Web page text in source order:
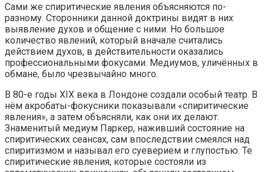
Сами же спиритические явления объясняются по-
разному. Сторонники данной доктрины видят в них
выявление духов и общение с ними. Но большое
количество явлений, который вначале считались
действием духов, в действительности оказались
профессиональными фокусами. Медиумов, уличённых в
обмане, было чрезвычайно много.
В 80-е годы XIX века в Лондоне создали особый театр. В
нём акробаты-фокусники показывали «спиритические
явления», а затем объясняли, как они их делают.
Знаменитый медиум Паркер, наживший состояние на
спиритических сеансах, сам впоследствии смеялся над
спиритизмом и называл его суеверием и глупостью. Те
спиритические явления, которые состояли из